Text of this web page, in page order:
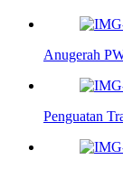
Anugerah
Penguatan